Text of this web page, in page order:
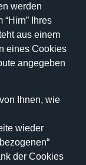
werden
Ihres
aus einem
eines Cookies
angegeben
Ihnen, wie
wieder
der Cookies